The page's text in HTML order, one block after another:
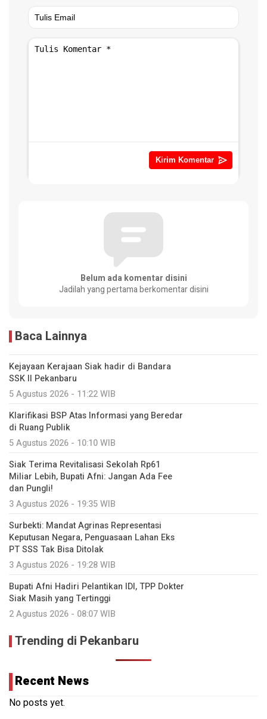
Belum ada komentar disini
Jadilah yang pertama berkomentar disini
Baca Lainnya
Kejayaan Kerajaan Siak hadir di Bandara
SSK II Pekanbaru
5 Agustus 2026 - 11:22 WIB
Klarifikasi BSP Atas Informasi yang Beredar
di Ruang Publik
5 Agustus 2026 - 10:10 WIB
Siak Terima Revitalisasi Sekolah Rp61
Miliar Lebih, Bupati Afni: Jangan Ada Fee
dan Pungli!
3 Agustus 2026 - 19:35 WIB
Surbekti: Mandat Agrinas Representasi
Keputusan Negara, Penguasaan Lahan Eks
PT SSS Tak Bisa Ditolak
3 Agustus 2026 - 19:28 WIB
Bupati Afni Hadiri Pelantikan IDI, TPP Dokter
Siak Masih yang Tertinggi
2 Agustus 2026 - 08:07 WIB
Trending di Pekanbaru
Recent News
No posts yet.